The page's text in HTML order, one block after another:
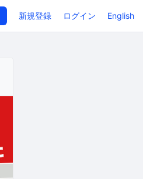
新規登録 ログイン English